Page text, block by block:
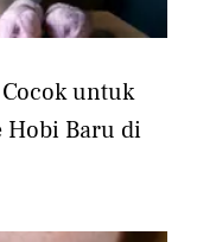
untuk
Hobi Baru di